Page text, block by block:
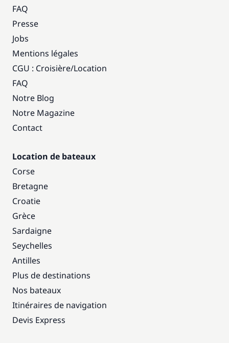
FAQ
Presse
Jobs
Mentions légales
CGU : Croisière/Location
FAQ
Notre Blog
Notre Magazine
Contact
Location de bateaux
Corse
Bretagne
Croatie
Grèce
Sardaigne
Seychelles
Antilles
Plus de destinations
Nos bateaux
Itinéraires de navigation
Devis Express